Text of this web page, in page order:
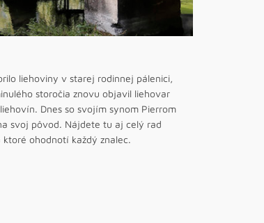
liehoviny v starej rodinnej pálenici,
storočia znovu objavil liehovar
Dnes so svojím synom Pierrom
svoj pôvod. Nájdete tu aj celý rad
ohodnotí každý znalec.